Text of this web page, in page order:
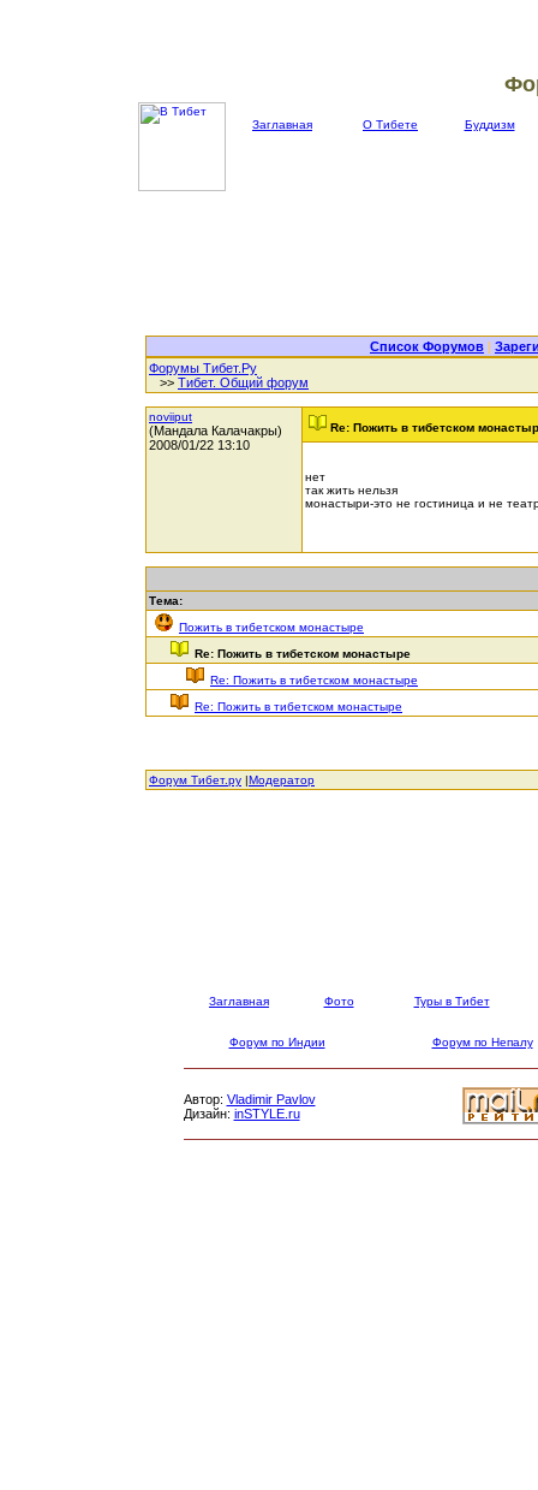
Заглавная О Тибете Буддизм
Список Форумов |
Форумы Тибет.Ру
>> Тибет. Общий форум
noviiput
(Мандала Калачакры)
2008/01/22 13:10
Re: Пожить в тибетском
нет
так жить нельзя
монастыри-это не гостиница и не
Тема:
Пожить в тибетском монастыре
Re: Пожить в тибетском монастыре
Re: Пожить в тибетском монастыре
Re: Пожить в тибетском монастыре
Форум Тибет.ру |Модератор
Заглавная Фото Туры в Тибет
Форум по Индии Форум по Непалу
Автор: Vladimir Pavlov
Дизайн: inSTYLE.ru